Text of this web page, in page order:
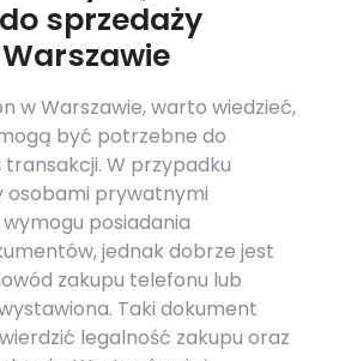
sprzedaży
w Warszawie, warto wiedzieć,
być potrzebne do
W przypadku
osobami prywatnymi
posiadania
jednak dobrze jest
zakupu telefonu lub
Taki dokument
legalność zakupu oraz